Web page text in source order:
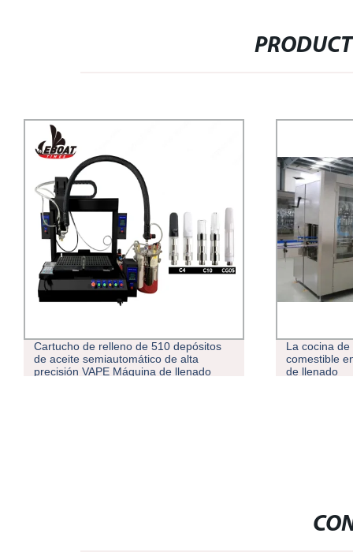
Cartucho de relleno de 510 depósitos
de aceite semiautomático de alta
precisión VAPE Máquina de llenado
La cocina
comestible
de llenado